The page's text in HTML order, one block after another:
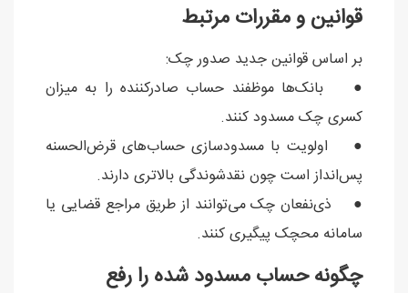
قوانین و مقررات مرتبط
بر اساس قوانین جدید صدور چک:
● بانک‌ها موظفند حساب صادرکننده را به میزان
کسری چک مسدود کنند.
● اولویت با مسدودسازی حساب‌های قرض‌الحسنه
پس‌انداز است چون نقدشوندگی بالاتری دارند.
● ذی‌نفعان چک می‌توانند از طریق مراجع قضایی یا
سامانه محچک پیگیری کنند.
چگونه حساب مسدود شده را رفع